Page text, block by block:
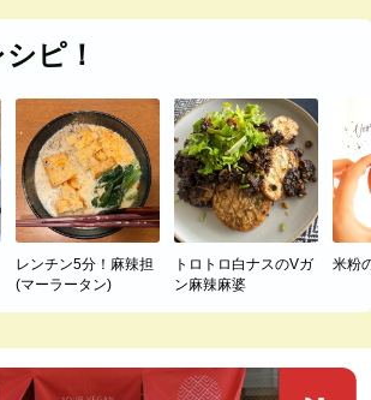
ピ！
レンチン5分！麻辣担
(マーラータン)
トロトロ白ナスのVガ
ン麻辣麻婆
米粉